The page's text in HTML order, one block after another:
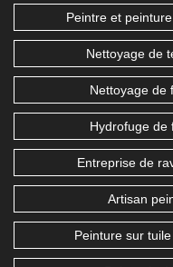
Peintre et
Nettoyage de
Nettoyage de
Hydrofuge de
Entreprise de
Artisan
Peinture sur